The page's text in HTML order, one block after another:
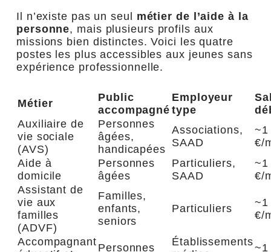
Il n’existe pas un seul métier de l’aide à la
personne, mais plusieurs profils aux
missions bien distinctes. Voici les quatre
postes les plus accessibles aux jeunes sans
expérience professionnelle.
Métier
Public
accompagné
Employeur
type
Auxiliaire de
vie sociale
(AVS)
Personnes
âgées,
handicapées
Associations,
SAAD
~1
€/
Aide à
domicile
Personnes
âgées
Particuliers,
SAAD
~1
€/
Assistant de
vie aux
familles
(ADVF)
Familles,
enfants,
seniors
Particuliers
~1
€/
Accompagnant Personnes
Établissements~1